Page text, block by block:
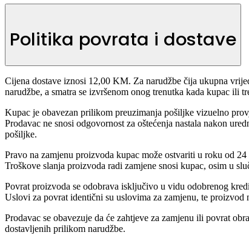
Politika povrata i dostave
Cijena dostave iznosi 12,00 KM. Za narudžbe čija ukupna
narudžbe, a smatra se izvršenom onog trenutka kada kupac ili
Kupac je obavezan prilikom preuzimanja pošiljke vizuelno
Prodavac ne snosi odgovornost za oštećenja nastala nakon
pošiljke.
Pravo na zamjenu proizvoda kupac može ostvariti u roku od
Troškove slanja proizvoda radi zamjene snosi kupac, osim u
Povrat proizvoda se odobrava isključivo u vidu odobrenog
Uslovi za povrat identični su uslovima za zamjenu, te
Prodavac se obavezuje da će zahtjeve za zamjenu ili povrat
dostavljenih prilikom narudžbe.